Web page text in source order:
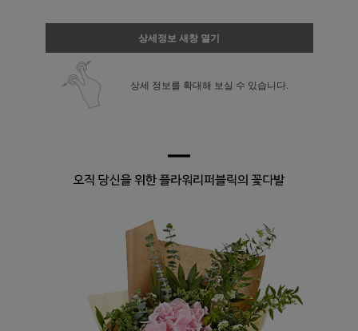
상세정보 새창 열기
상세 정보를 확대해 보실 수 있습니다.